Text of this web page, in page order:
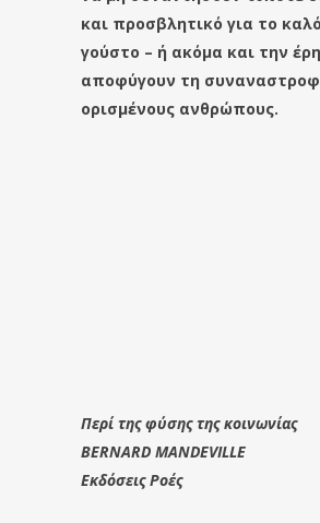
και προσβλητικό για το
γούστο – ή ακόμα και την
αποφύγουν τη
ορισμένους ανθρώπους.
Περί της φύσης της κοινωνίας
BERNARD MANDEVILLE
Εκδόσεις Ροές